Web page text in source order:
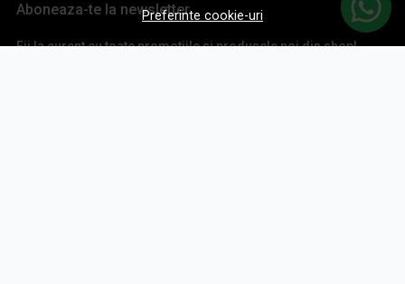
Preferinte cookie-uri
Aboneaza-te la newsletter
Fii la curent cu toate promotiile si produsele noi din shop!